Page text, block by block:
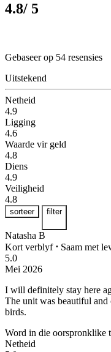
4.8/ 5
Gebaseer op 54 resensies
Uitstekend
Netheid
4.9
Ligging
4.6
Waarde vir geld
4.8
Diens
4.9
Veiligheid
4.8
sorteer filter
Natasha B
Kort verblyf ⋅ Saam met
5.0
Mei 2026
I will definitely stay here
The unit was beautiful
birds.
Word in die oorspronklike
Netheid